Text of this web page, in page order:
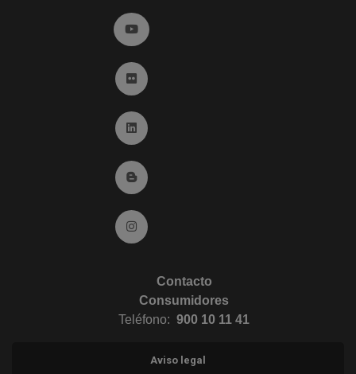
Ir a YouTube (abre en ventana nueva)
Ir a Flickr (abre en ventana nueva)
Ir a Linkedin (abre en ventana nueva)
Ir al Blog (abre en ventana nueva)
Ir a Instagram (abre en ventana nueva)
Contacto
Consumidores
Teléfono: 900 10 11 41
Aviso legal